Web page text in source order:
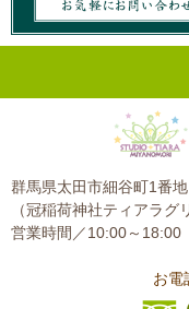
群馬県太田市細谷町1番地
（冠稲荷神社ティアラグ
営業時間／10:00～18:00
お電